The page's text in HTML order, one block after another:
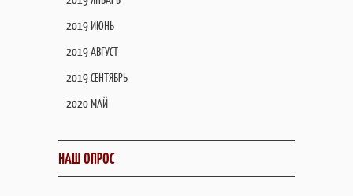
2019 ИЮНЬ
2019 АВГУСТ
2019 СЕНТЯБРЬ
2020 МАЙ
НАШ ОПРОС